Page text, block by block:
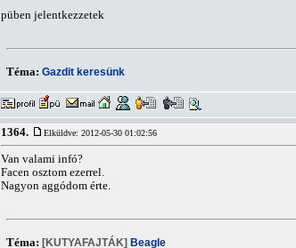
püben jelentkezzetek
Téma: Gazdit keresünk
1364. Elküldve: 2012-05-30 01:02:56
Van valami infó?
Facen osztom ezerrel.
Nagyon aggódom érte.
Téma: [KUTYAFAJTÁK] Beagle